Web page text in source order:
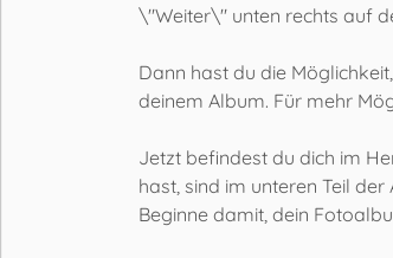
\"Weiter\" unten rechts auf
Dann hast du die
deinem Album. Für mehr
Jetzt befindest du dich im
hast, sind im unteren Teil
Beginne damit, dein